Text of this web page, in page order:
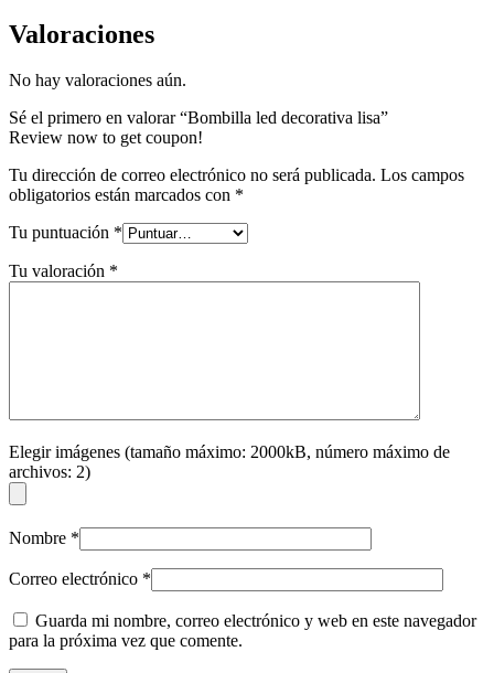
Valoraciones
No hay valoraciones aún.
Sé el primero en valorar “Bombilla led decorativa lisa”
Review now to get coupon!
Tu dirección de correo electrónico no será publicada. Los campos
obligatorios están marcados con *
Tu puntuación *
Tu valoración *
Elegir imágenes (tamaño máximo: 2000kB, número máximo de
archivos: 2)
Nombre *
Correo electrónico *
Guarda mi nombre, correo electrónico y web en este navegador
para la próxima vez que comente.